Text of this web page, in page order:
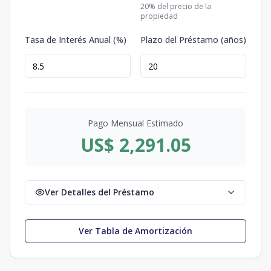
20% del precio de la
propiedad
Tasa de Interés Anual (%) Plazo del Préstamo (años)
Pago Mensual Estimado
US$ 2,291.05
Ver Detalles del Préstamo
Ver Tabla de Amortización